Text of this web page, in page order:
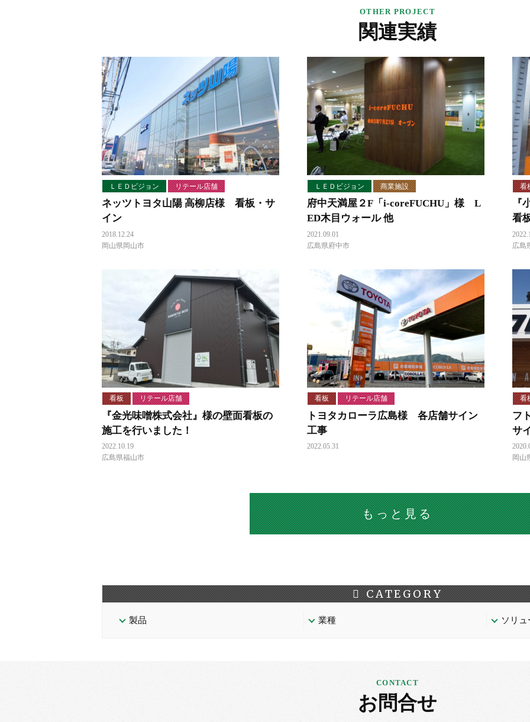
関連実績
ＬＥＤビジョン リテール店舗
ネッツトヨタ山陽 高柳店様 看板・サ
イン
2018.12.24
岡山県岡山市
ＬＥＤビジョン 商業施設
府中天満屋２F「i-coreFUCHU」様 L
ED木目ウォール 他
2021.09.01
広島県府中市
看
『
看
広島
看板 リテール店舗
『金光味噌株式会社』様の壁面看板の
施工を行いました！
2022.10.19
広島県福山市
看板 リテール店舗
トヨタカローラ広島様 各店舗サイン
工事
2022.05.31
看
フ
サ
岡山
もっと見る
CATEGORY
製品 業種 ソリ
お問合せ